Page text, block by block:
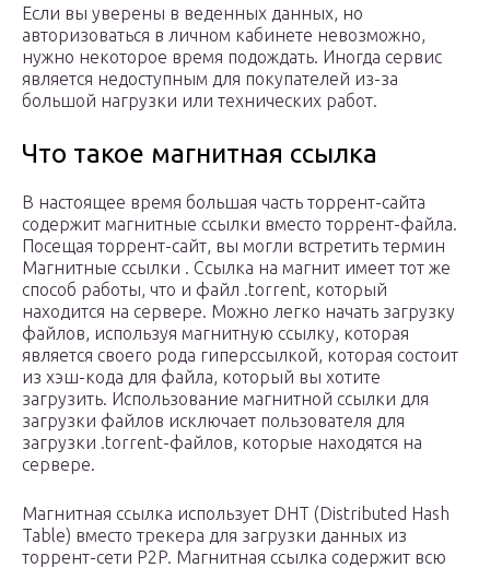
Если вы уверены в веденных данных, но
авторизоваться в личном кабинете невозможно,
нужно некоторое время подождать. Иногда сервис
является недоступным для покупателей из-за
большой нагрузки или технических работ.
Что такое магнитная ссылка
В настоящее время большая часть торрент-сайта
содержит магнитные ссылки вместо торрент-файла.
Посещая торрент-сайт, вы могли встретить термин
Магнитные ссылки . Ссылка на магнит имеет тот же
способ работы, что и файл .torrent, который
находится на сервере. Можно легко начать загрузку
файлов, используя магнитную ссылку, которая
является своего рода гиперссылкой, которая состоит
из хэш-кода для файла, который вы хотите
загрузить. Использование магнитной ссылки для
загрузки файлов исключает пользователя для
загрузки .torrent-файлов, которые находятся на
сервере.
Магнитная ссылка использует DHT (Distributed Hash
Table) вместо трекера для загрузки данных из
торрент-сети P2P. Магнитная ссылка содержит всю